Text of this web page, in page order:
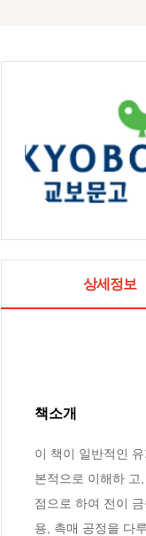
상세정보
책소개
이 책이 일반적인
본적으로 이해하
점으로 하여 전이
용, 촉매 공정을 다